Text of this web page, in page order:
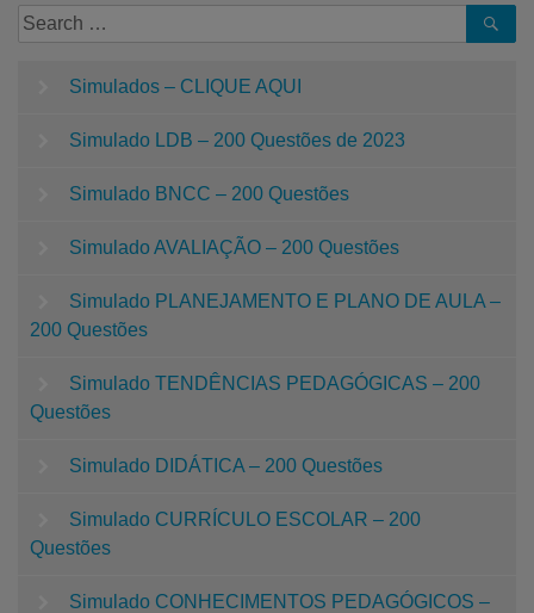
Simulados – CLIQUE AQUI
Simulado LDB – 200 Questões de 2023
Simulado BNCC – 200 Questões
Simulado AVALIAÇÃO – 200 Questões
Simulado PLANEJAMENTO E PLANO DE AULA –
200 Questões
Simulado TENDÊNCIAS PEDAGÓGICAS – 200
Questões
Simulado DIDÁTICA – 200 Questões
Simulado CURRÍCULO ESCOLAR – 200
Questões
Simulado CONHECIMENTOS PEDAGÓGICOS –